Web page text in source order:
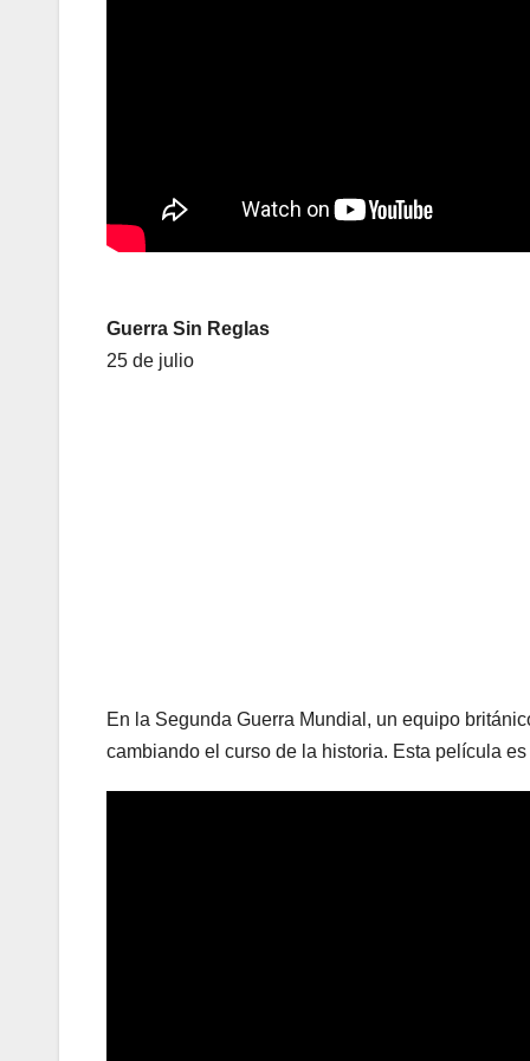
Guerra Sin Reglas
25 de julio
En la Segunda Guerra Mundial, un equipo
cambiando el curso de la historia. Esta película